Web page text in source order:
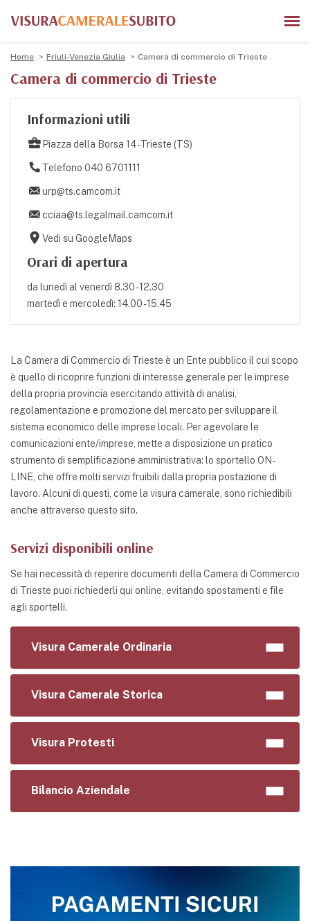
Home Friuli-Venezia Giulia Camera di commercio di Trieste
Camera di commercio di Trieste
Informazioni utili
Piazza della Borsa 14 - Trieste (TS)
Telefono 040 6701111
urp@ts.camcom.it
cciaa@ts.legalmail.camcom.it
Vedi su GoogleMaps
Orari di apertura
da lunedì al venerdì 8.30 - 12.30
martedì e mercoledì: 14.00 - 15.45
La Camera di Commercio di Trieste è un Ente pubblico il cui scopo
è quello di ricoprire funzioni di interesse generale per le imprese
della propria provincia esercitando attività di analisi,
regolamentazione e promozione del mercato per sviluppare il
sistema economico delle imprese locali. Per agevolare le
comunicazioni ente/imprese, mette a disposizione un pratico
strumento di semplificazione amministrativa: lo sportello ON-
LINE, che offre molti servizi fruibili dalla propria postazione di
lavoro. Alcuni di questi, come la visura camerale, sono richiedibili
anche attraverso questo sito.
Servizi disponibili online
Se hai necessità di reperire documenti della Camera di Commercio
di Trieste puoi richiederli qui online, evitando spostamenti e file
agli sportelli.
Visura Camerale Ordinaria
Visura Camerale Storica
Visura Protesti
Bilancio Aziendale